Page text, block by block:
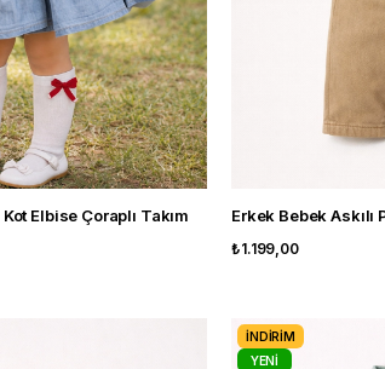
Elbise Çoraplı Takım
₺1.199,00
İNDIRIM
YENI